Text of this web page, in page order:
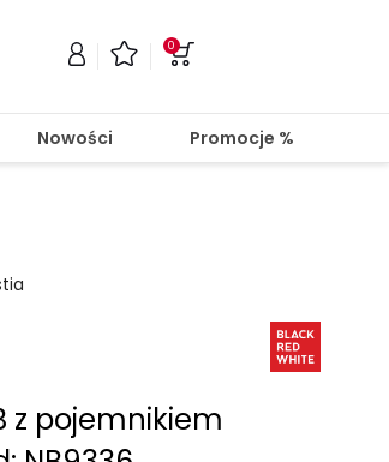
0
Nowości Promocje %
z pojemnikiem